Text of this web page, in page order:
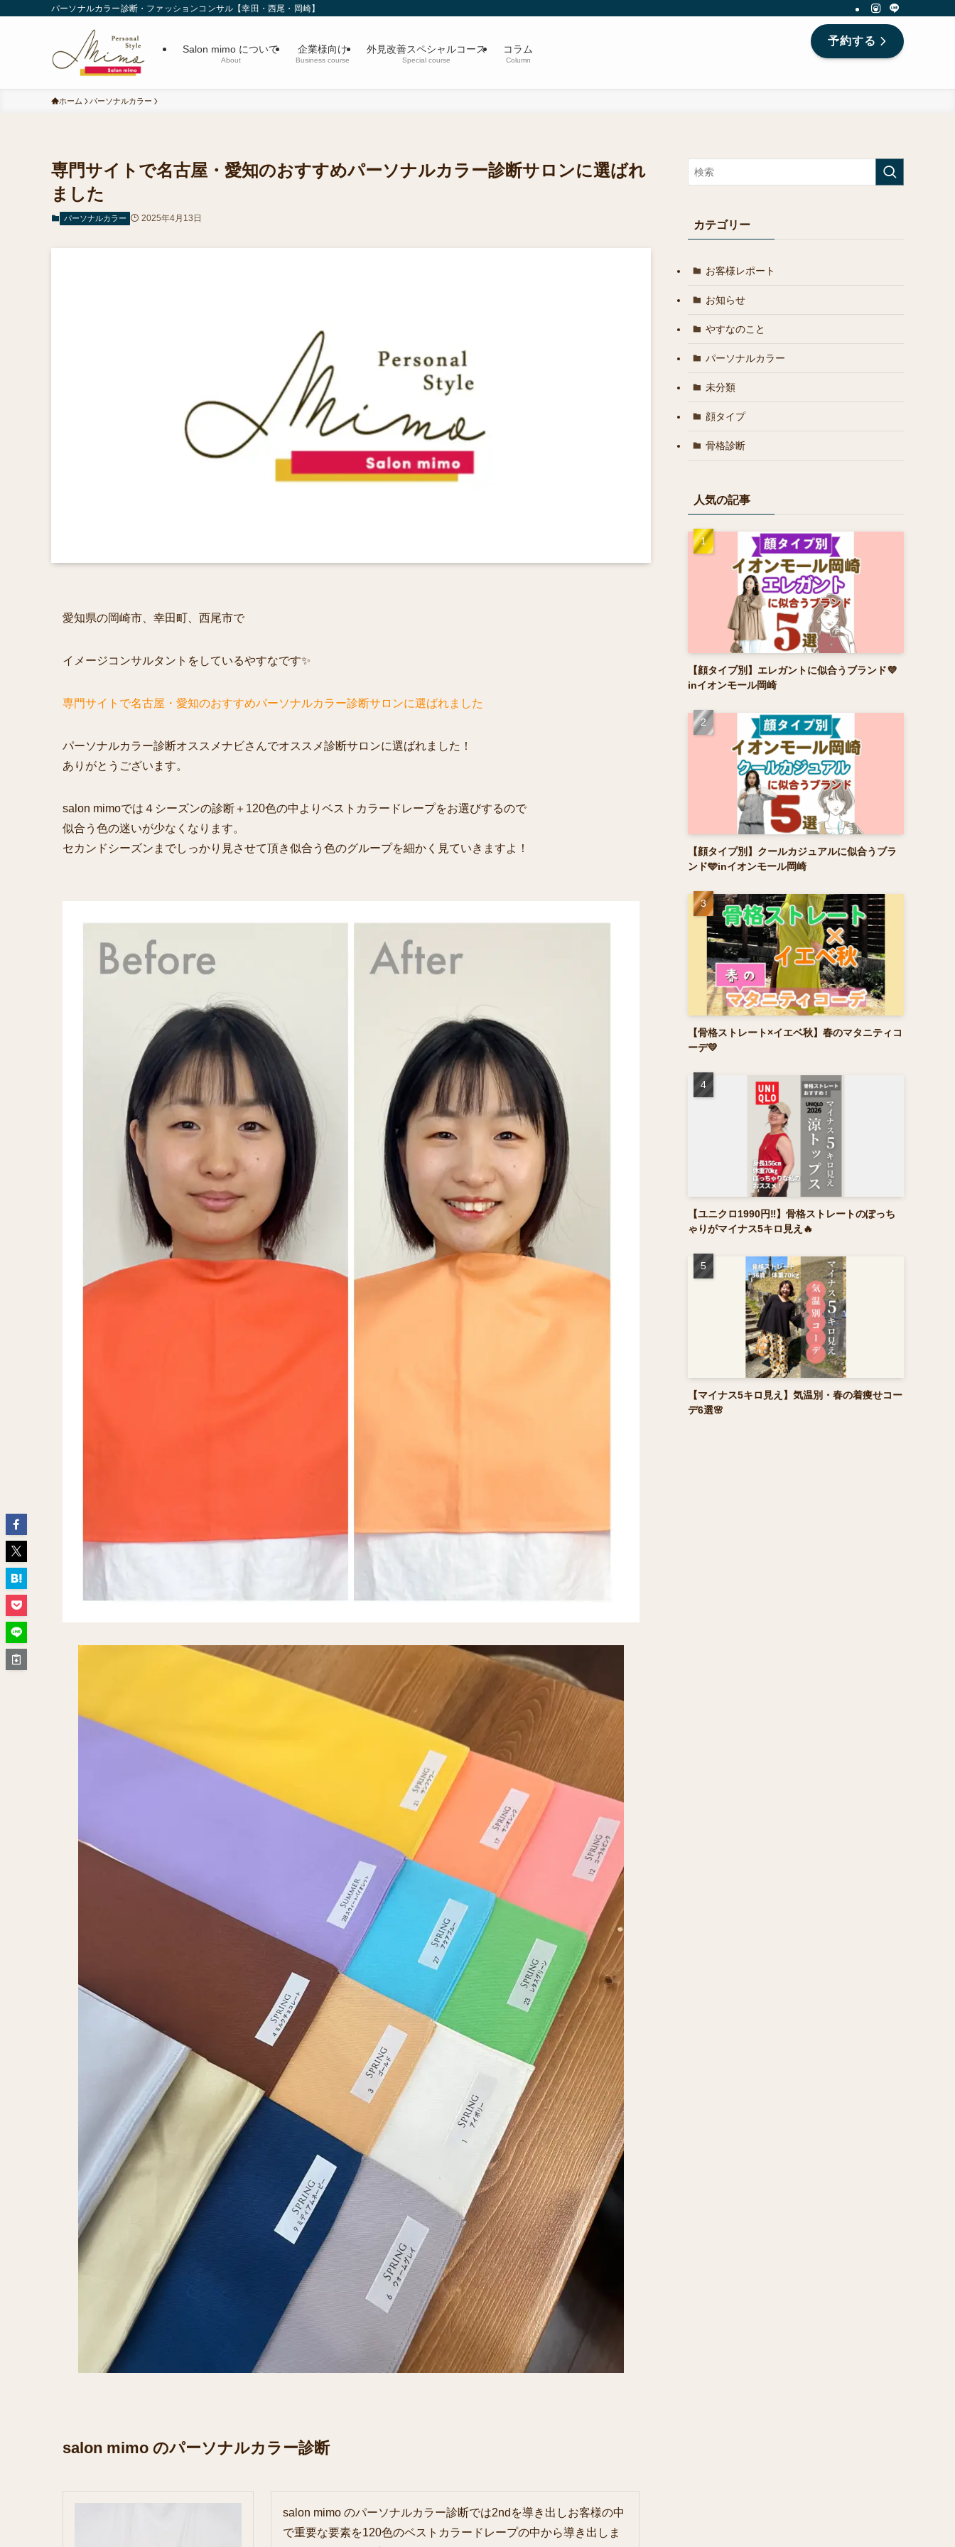
パーソナルカラー診断・ファッションコンサル【幸田・西尾・岡崎】
Salon mimo について
About
企業様向け
Business course
外見改善スペシャルコース
Special course
コラム
Column
予約する
ホーム パーソナルカラー
専門サイトで名古屋・愛知のおすすめパーソナルカラー診断サロンに選ばれ
ました
パーソナルカラー 2025年4月13日
愛知県の岡崎市、幸田町、西尾市で
イメージコンサルタントをしているやすなです✨
専門サイトで名古屋・愛知のおすすめパーソナルカラー診断サロンに選ばれました
パーソナルカラー診断オススメナビさんでオススメ診断サロンに選ばれました！
ありがとうございます。
salon mimoでは４シーズンの診断＋120色の中よりベストカラードレープをお選びするので
似合う色の迷いが少なくなります。
セカンドシーズンまでしっかり見させて頂き似合う色のグループを細かく見ていきますよ！
salon mimo のパーソナルカラー診断
salon mimo のパーソナルカラー診断では2ndを導き出しお客様の中
で重要な要素を120色のベストカラードレープの中から導き出しま
カテゴリー
お客様レポート
お知らせ
やすなのこと
パーソナルカラー
未分類
顔タイプ
骨格診断
人気の記事
【顔タイプ別】エレガントに似合うブランド💜
inイオンモール岡崎
【顔タイプ別】クールカジュアルに似合うブラ
ンド🩵inイオンモール岡崎
【骨格ストレート×イエベ秋】春のマタニティコ
ーデ💛
【ユニクロ1990円‼】骨格ストレートのぽっち
ゃりがマイナス5キロ見え🔥
【マイナス5キロ見え】気温別・春の着痩せコー
デ6選🌸